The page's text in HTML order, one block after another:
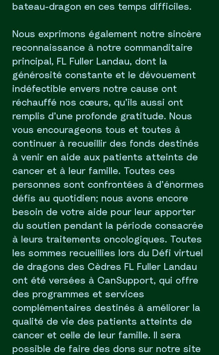
bateau-dragon en ces temps difficiles.
Nous exprimons également notre sincère
reconnaissance à notre commanditaire
principal, FL Fuller Landau, dont la
générosité constante et le dévouement
indéfectible envers notre cause ont
réchauffé nos cœurs, qu’ils aussi ont
remplis d’une profonde gratitude. Nous
vous encourageons tous et toutes à
continuer à recueillir des fonds destinés
à venir en aide aux patients atteints de
cancer et à leur famille. Toutes ces
personnes sont confrontées à d’énormes
défis au quotidien; nous avons encore
besoin de votre aide pour leur apporter
du soutien pendant la période consacrée
à leurs traitements oncologiques. Toutes
les sommes recueillies lors du Défi virtuel
de dragons des Cèdres FL Fuller Landau
ont été versées à CanSupport, qui offre
des programmes et services
complémentaires destinés à améliorer la
qualité de vie des patients atteints de
cancer et celle de leur famille. Il sera
possible de faire des dons sur notre site